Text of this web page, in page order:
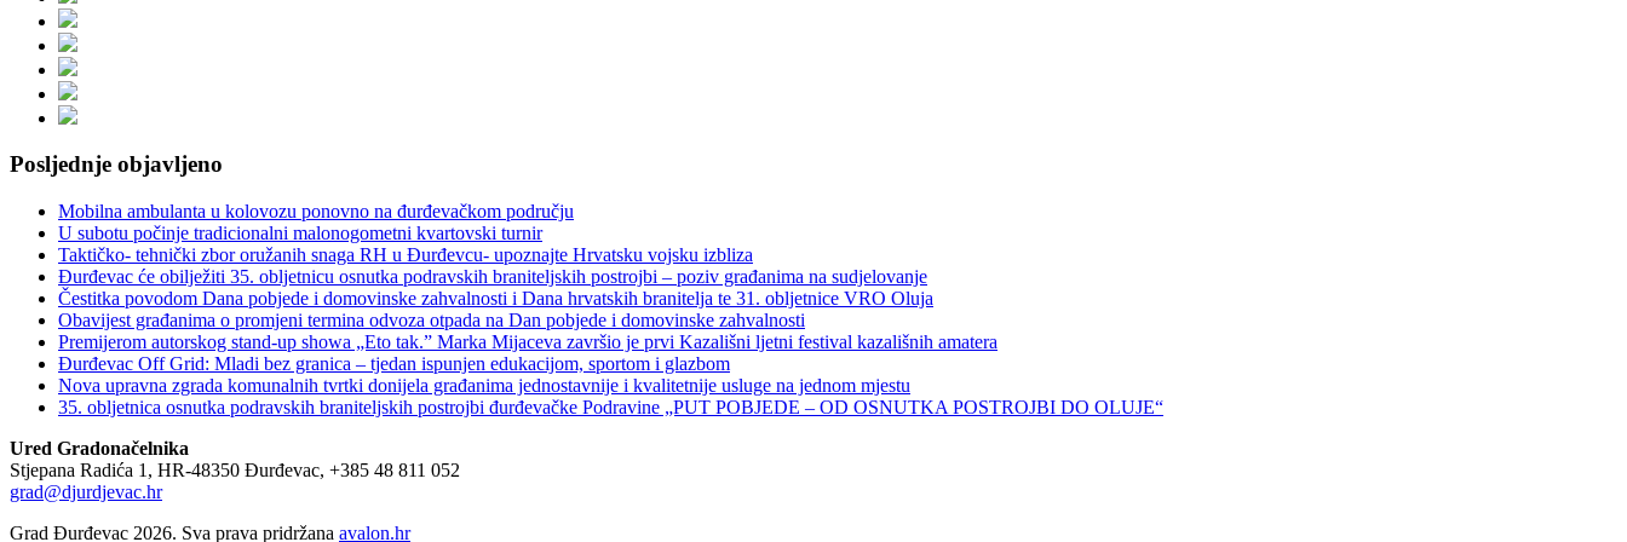
Posljednje objavljeno
Mobilna ambulanta u kolovozu ponovno na đurđevačkom području
U subotu počinje tradicionalni malonogometni kvartovski turnir
Taktičko- tehnički zbor oružanih snaga RH u Đurđevcu- upoznajte Hrvatsku vojsku izbliza
Đurđevac će obilježiti 35. obljetnicu osnutka podravskih braniteljskih postrojbi – poziv građanima na sudjelovanje
Čestitka povodom Dana pobjede i domovinske zahvalnosti i Dana hrvatskih branitelja te 31. obljetnice VRO Oluja
Obavijest građanima o promjeni termina odvoza otpada na Dan pobjede i domovinske zahvalnosti
Premijerom autorskog stand-up showa „Eto tak.” Marka Mijaceva završio je prvi Kazališni ljetni festival kazališnih amatera
Đurđevac Off Grid: Mladi bez granica – tjedan ispunjen edukacijom, sportom i glazbom
Nova upravna zgrada komunalnih tvrtki donijela građanima jednostavnije i kvalitetnije usluge na jednom mjestu
35. obljetnica osnutka podravskih braniteljskih postrojbi đurđevačke Podravine „PUT POBJEDE – OD OSNUTKA POSTROJBI DO OLUJE“
Ured Gradonačelnika
Stjepana Radića 1, HR-48350 Đurđevac, +385 48 811 052
grad@djurdjevac.hr
Grad Đurđevac 2026. Sva prava pridržana avalon.hr